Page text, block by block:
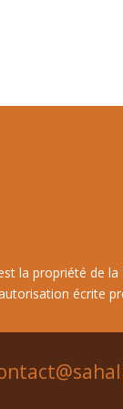
la propriété de
écrite